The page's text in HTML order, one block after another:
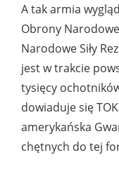
A tak armia
Obrony
Narodowe Siły
jest w trakcie
tysięcy
dowiaduje się
amerykańska
chętnych do tej